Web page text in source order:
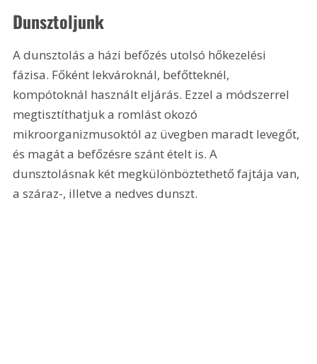
Dunsztoljunk
A dunsztolás a házi befőzés utolsó hőkezelési
fázisa. Főként lekvároknál, befőtteknél,
kompótoknál használt eljárás. Ezzel a módszerrel
megtisztíthatjuk a romlást okozó
mikroorganizmusoktól az üvegben maradt levegőt,
és magát a befőzésre szánt ételt is. A
dunsztolásnak két megkülönböztethető fajtája van,
a száraz-, illetve a nedves dunszt.